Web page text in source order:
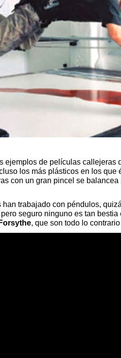
ejemplos de películas callejeras
los más plásticos en los que
con un gran pincel se
han trabajado con péndulos,
seguro ninguno es tan
, que son todo lo